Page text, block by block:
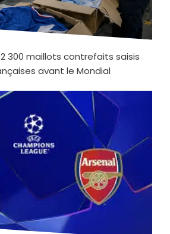
300 maillots contrefaits saisis
avant le Mondial